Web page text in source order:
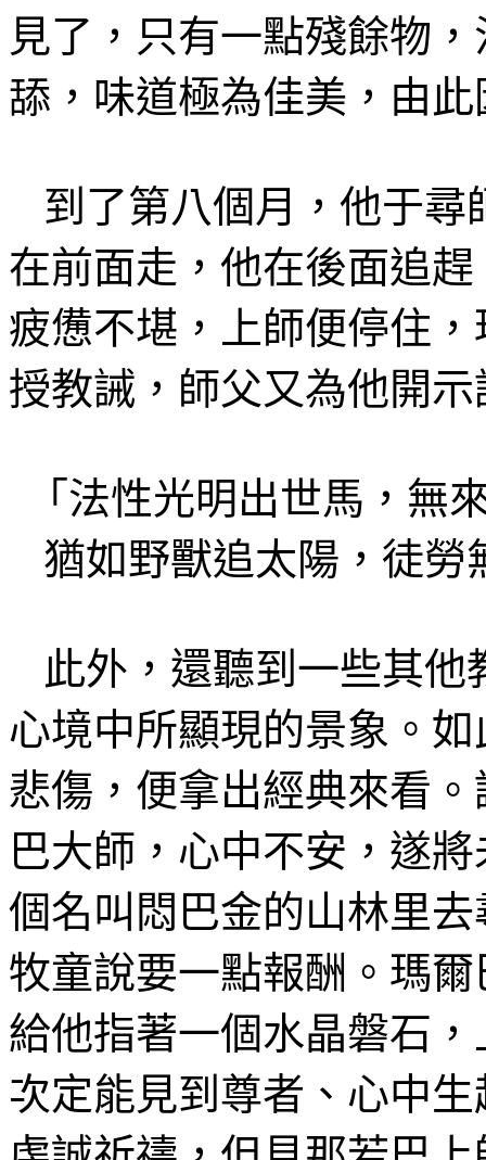
見了，只有一點殘餘物
舔，味道極為佳美，由
到了第八個 月，他于尋
在前面走，他在後面追
疲憊不堪，上師便停住，
授教誡 ，師父又為他開
「法性光明出世馬，無
猶如野獸追太陽，徒勞
此外， 還聽到一些其他
心境中所顯現的景象。
悲傷，便拿出經典來看
巴大師，心中不安，遂
個名叫悶巴金的山林里去
牧童說要一點報酬。 瑪爾
給他指著一個水晶磐石
次定能見到尊者、心中